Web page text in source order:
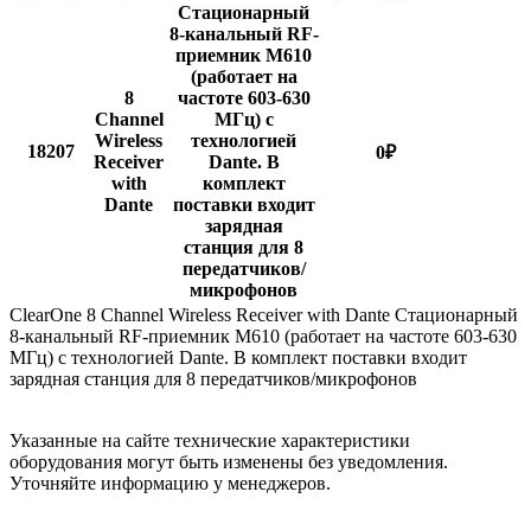
18207
8
Channel
Wireless
Receiver
with
Dante
Стационарный
8-канальный RF-
приемник M610
(работает на
частоте 603-630
МГц) с
технологией
Dante. В
комплект
поставки входит
зарядная
станция для 8
передатчиков/
микрофонов
0₽
ClearOne 8 Channel Wireless Receiver with Dante Стационарный
8-канальный RF-приемник M610 (работает на частоте 603-630
МГц) с технологией Dante. В комплект поставки входит
зарядная станция для 8 передатчиков/микрофонов
Указанные на сайте технические характеристики
оборудования могут быть изменены без уведомления.
Уточняйте информацию у менеджеров.